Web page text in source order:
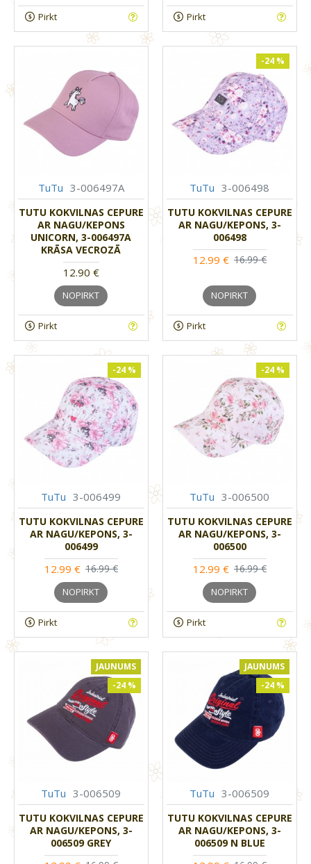
Pirkt Pirkt
TuTu 3-006497A
TUTU KOKVILNAS CEPURE
AR NAGU/KEPONS
UNICORN, 3-006497A
KRĀSA VECROZĀ
12.90 €
NOPIRKT
Pirkt
-24 %
TuTu 3-006498
TUTU KOKVILNAS CEPURE
AR NAGU/KEPONS, 3-
006498
12.99 € 16.99 €
NOPIRKT
Pirkt
-24 %
TuTu 3-006499
TUTU KOKVILNAS CEPURE
AR NAGU/KEPONS, 3-
006499
12.99 € 16.99 €
NOPIRKT
Pirkt
-24 %
TuTu 3-006500
TUTU KOKVILNAS CEPURE
AR NAGU/KEPONS, 3-
006500
12.99 € 16.99 €
NOPIRKT
Pirkt
JAUNUMS
-24 %
TuTu 3-006509
TUTU KOKVILNAS CEPURE
AR NAGU/KEPONS, 3-
006509 GREY
JAUNUMS
-24 %
TuTu 3-006509
TUTU KOKVILNAS CEPURE
AR NAGU/KEPONS, 3-
006509 N BLUE